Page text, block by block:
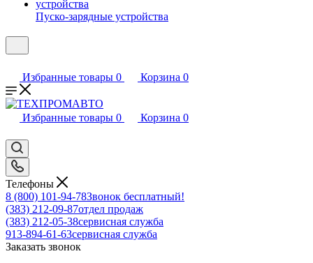
Пуско-зарядные устройства
Избранные товары 0 Корзина 0
Избранные товары 0 Корзина 0
Телефоны
8 (800) 101-94-78Звонок бесплатный!
(383) 212-09-87отдел продаж
(383) 212-05-38сервисная служба
913-894-61-63сервисная служба
Заказать звонок